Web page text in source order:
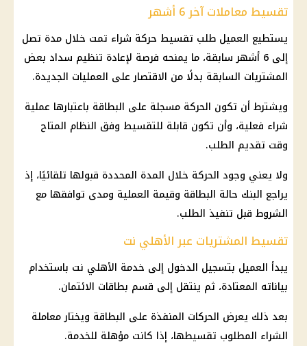
تقسيط معاملات آخر 6 أشهر
يستطيع العميل طلب تقسيط حركة شراء تمت خلال مدة تصل
إلى 6 أشهر سابقة، ما يمنحه فرصة لإعادة تنظيم سداد بعض
المشتريات السابقة بدلًا من الاقتصار على العمليات الجديدة.
ويشترط أن تكون الحركة مسجلة على البطاقة باعتبارها عملية
شراء فعلية، وأن تكون قابلة للتقسيط وفق النظام المتاح
وقت تقديم الطلب.
ولا يعني وجود الحركة خلال المدة المحددة قبولها تلقائيًا، إذ
يراجع البنك حالة البطاقة وقيمة العملية ومدى توافقها مع
الشروط قبل تنفيذ الطلب.
تقسيط المشتريات عبر الأهلي نت
يبدأ العميل بتسجيل الدخول إلى خدمة الأهلي نت باستخدام
بياناته المعتادة، ثم ينتقل إلى قسم بطاقات الائتمان.
بعد ذلك يعرض الحركات المنفذة على البطاقة ويختار معاملة
الشراء المطلوب تقسيطها، إذا كانت مؤهلة للخدمة.